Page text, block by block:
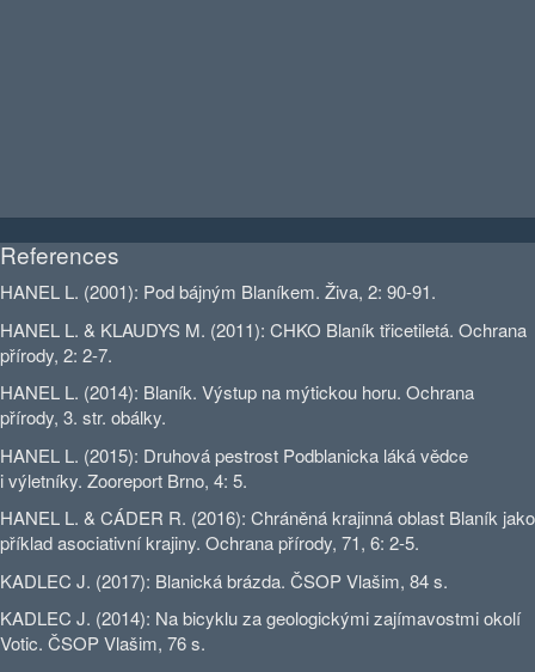
References
HANEL L. (2001): Pod bájným Blaníkem. Živa, 2: 90-91.
HANEL L. & KLAUDYS M. (2011): CHKO Blaník třicetiletá. Ochrana
přírody, 2: 2-7.
HANEL L. (2014): Blaník. Výstup na mýtickou horu. Ochrana
přírody, 3. str. obálky.
HANEL L. (2015): Druhová pestrost Podblanicka láká vědce
i výletníky. Zooreport Brno, 4: 5.
HANEL L. & CÁDER R. (2016): Chráněná krajinná oblast Blaník jako
příklad asociativní krajiny. Ochrana přírody, 71, 6: 2-5.
KADLEC J. (2017): Blanická brázda. ČSOP Vlašim, 84 s.
KADLEC J. (2014): Na bicyklu za geologickými zajímavostmi okolí
Votic. ČSOP Vlašim, 76 s.